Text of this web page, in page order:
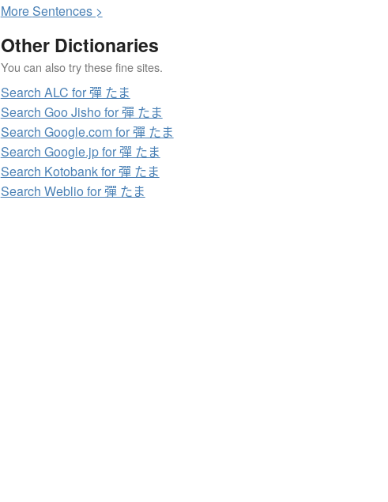
MoreSentences >
Other Dictionaries
You can also try these fine sites.
Search ALC for 彈 たま
Search Goo Jisho for 彈 たま
Search Google.com for 彈 たま
Search Google.jp for 彈 たま
Search Kotobank for 彈 たま
Search Weblio for 彈 たま